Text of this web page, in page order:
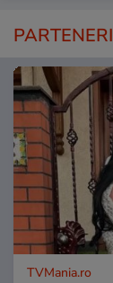
PARTENERI
TVMania.ro